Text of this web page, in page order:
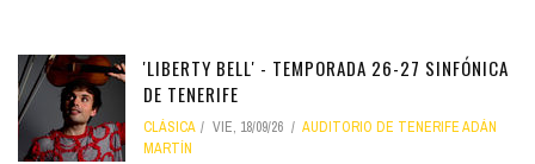
'LIBERTY BELL' - TEMPORADA 26-27 SINFÓNICA
DE TENERIFE
CLÁSICA VIE, 18/09/26
AUDITORIO DE TENERIFE ADÁN
MARTÍN